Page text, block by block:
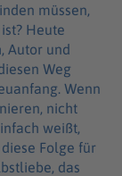
müssen,
Heute
Autor und
Weg
Wenn
nicht
weißt,
Folge für
das